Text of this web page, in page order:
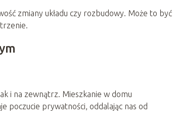
zmiany układu czy rozbudowy. Może to być
i na zewnątrz. Mieszkanie w domu
poczucie prywatności, oddalając nas od